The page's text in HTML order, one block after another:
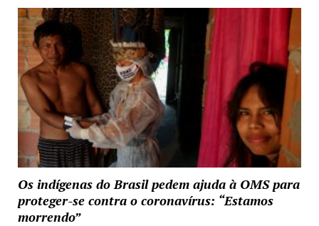
Os indígenas do Brasil pedem ajuda à OMS para
proteger-se contra o coronavírus: “Estamos
morrendo”